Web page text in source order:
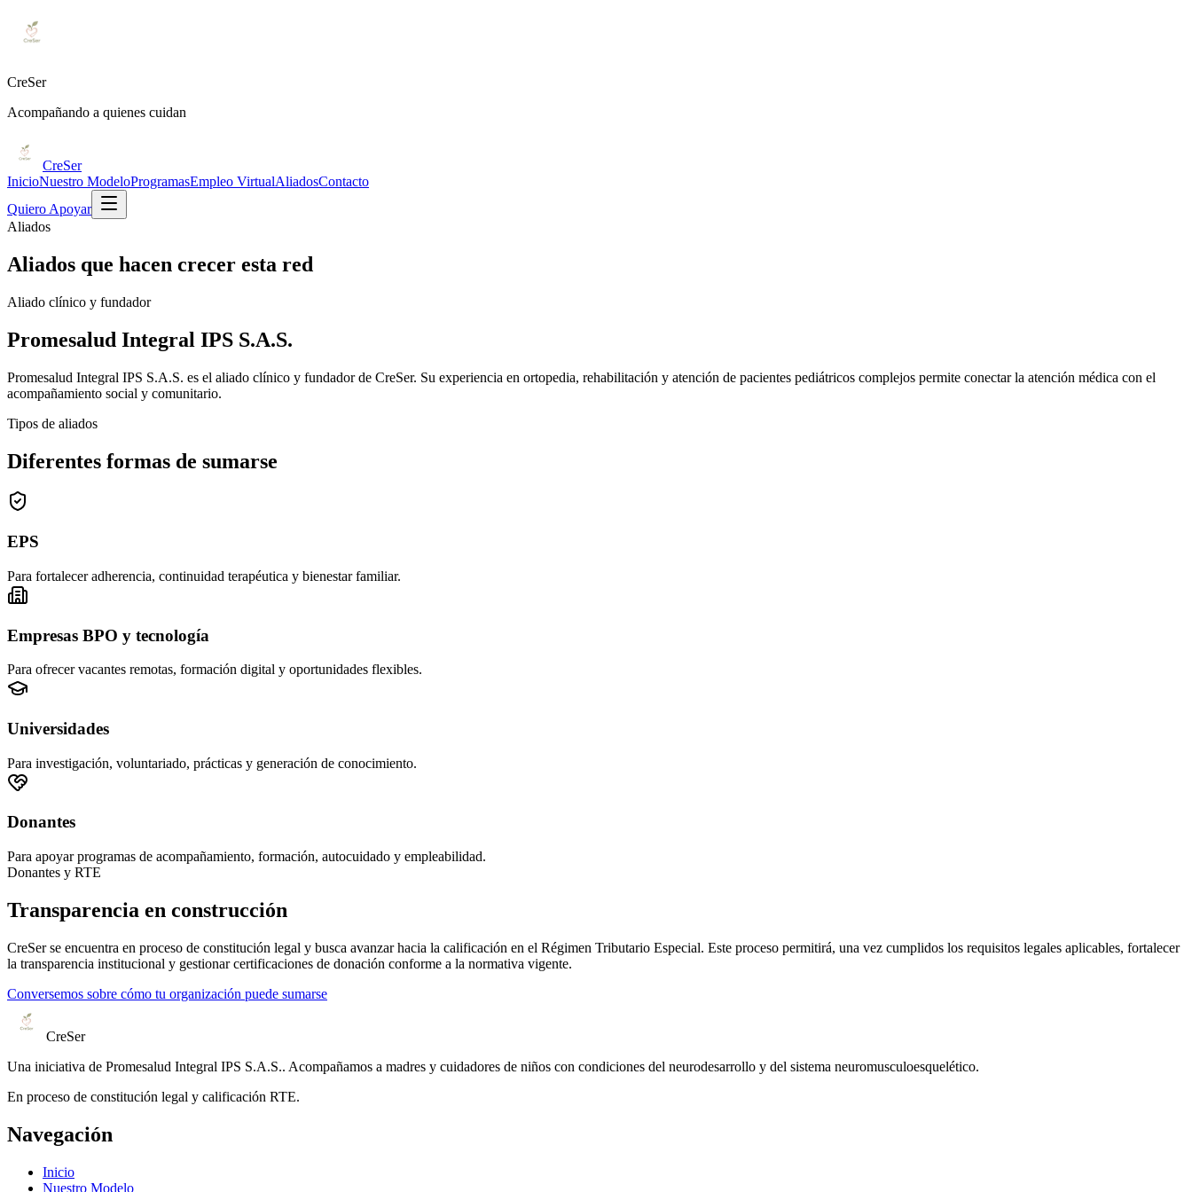
CreSer
Acompañando a quienes cuidan
CreSer
InicioNuestro ModeloProgramasEmpleo VirtualAliadosContacto
Quiero Apoyar
Aliados
Aliados que hacen crecer esta red
Aliado clínico y fundador
Promesalud Integral IPS S.A.S.
Promesalud Integral IPS S.A.S. es el aliado clínico y fundador de CreSer. Su experiencia en ortopedia, rehabilitación y atención de pacientes pediátricos complejos permite conectar la atención médica con el
acompañamiento social y comunitario.
Tipos de aliados
Diferentes formas de sumarse
EPS
Para fortalecer adherencia, continuidad terapéutica y bienestar familiar.
Empresas BPO y tecnología
Para ofrecer vacantes remotas, formación digital y oportunidades flexibles.
Universidades
Para investigación, voluntariado, prácticas y generación de conocimiento.
Donantes
Para apoyar programas de acompañamiento, formación, autocuidado y empleabilidad.
Donantes y RTE
Transparencia en construcción
CreSer se encuentra en proceso de constitución legal y busca avanzar hacia la calificación en el Régimen Tributario Especial. Este proceso permitirá, una vez cumplidos los requisitos legales aplicables, fortalecer
la transparencia institucional y gestionar certificaciones de donación conforme a la normativa vigente.
Conversemos sobre cómo tu organización puede sumarse
CreSer
Una iniciativa de Promesalud Integral IPS S.A.S.. Acompañamos a madres y cuidadores de niños con condiciones del neurodesarrollo y del sistema neuromusculoesquelético.
En proceso de constitución legal y calificación RTE.
Navegación
Inicio
Nuestro Modelo